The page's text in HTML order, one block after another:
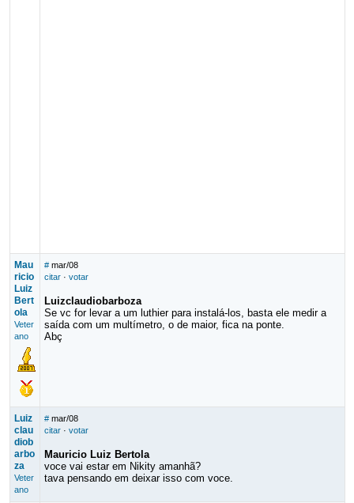
Mau
ricio
Luiz
Bert
ola
Veter
ano
# mar/08
citar· votar
Luizclaudiobarboza
Se vc for levar a um luthier para instalá-los, basta ele medir a
saída com um multímetro, o de maior, fica na ponte.
Abç
Luiz
clau
diob
arbo
za
Veter
ano
# mar/08
citar· votar
Mauricio Luiz Bertola
voce vai estar em Nikity amanhã?
tava pensando em deixar isso com voce.